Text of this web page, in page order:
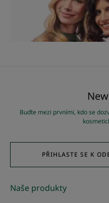
Buďte mezi prvními, kdo se
PŘIHLASTE SE K
Naše produkty